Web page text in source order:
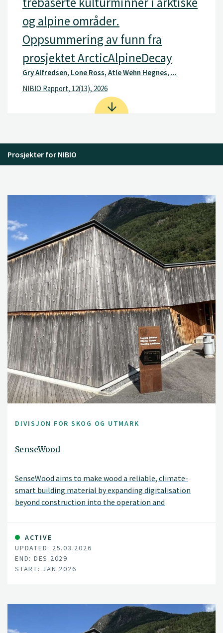
og alpine områder.
Oppsummering av funn fra
prosjektet ArcticAlpineDecay
Gry Alfredsen, Lone Ross, Atle Wehn Hegnes, ...
NIBIO Rapport, 12(13), 2026
Prosjekter for NIBIO
DIVISJON FOR SKOG OG UTMARK
SenseWood
SenseWood aims to make wood a reliable, climate-
smart building material by expanding digitalisation
beyond construction into the operation and
ACTIVE
UPDATED: 25.03.2026
END: DES 2029
START: JAN 2026